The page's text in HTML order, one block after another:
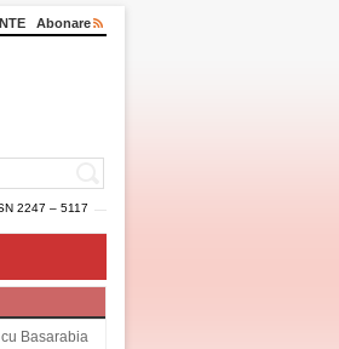
Abonare
2247 – 5117
Basarabia